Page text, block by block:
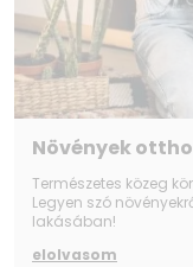
Növények
Természetes közeg
Legyen szó
lakásában!
elolvasom